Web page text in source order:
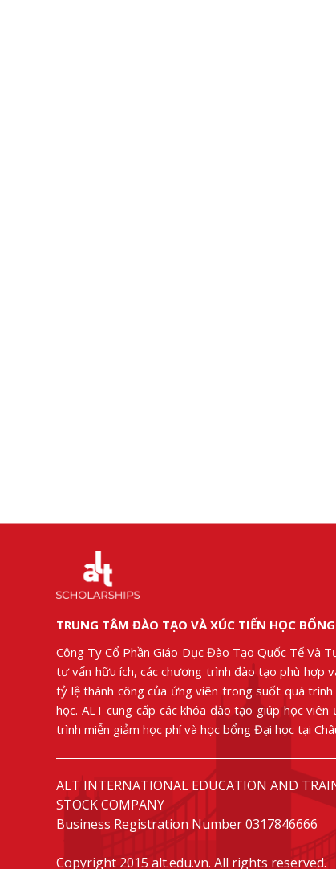
TRUNG TÂM ĐÀO TẠO VÀ XÚC TIẾN HỌC
Công Ty Cổ Phần Giáo Dục Đào Tạo Quốc Tế Và
tư vấn hữu ích, các chương trình đào tạo phù hợp
tỷ lệ thành công của ứng viên trong suốt quá
học. ALT cung cấp các khóa đào tạo giúp học
trình miễn giảm học phí và học bổng Đại học tại
ALT INTERNATIONAL EDUCATION AND
STOCK COMPANY
Business Registration Number 0317846666
Copyright 2015 alt.edu.vn. All rights reserved.